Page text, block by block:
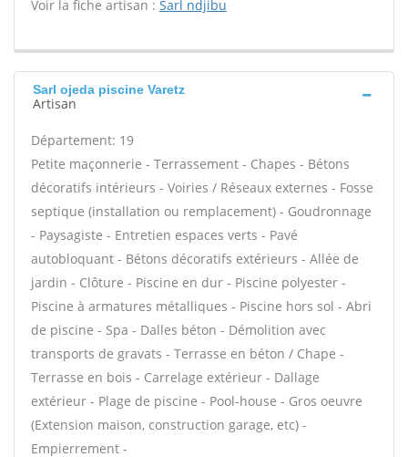
Voir la fiche artisan : Sarl ndjibu
Sarl ojeda piscine Varetz
Artisan
Département: 19
Petite maçonnerie - Terrassement - Chapes - Bétons
décoratifs intérieurs - Voiries / Réseaux externes - Fosse
septique (installation ou remplacement) - Goudronnage
- Paysagiste - Entretien espaces verts - Pavé
autobloquant - Bétons décoratifs extérieurs - Allée de
jardin - Clôture - Piscine en dur - Piscine polyester -
Piscine à armatures métalliques - Piscine hors sol - Abri
de piscine - Spa - Dalles béton - Démolition avec
transports de gravats - Terrasse en béton / Chape -
Terrasse en bois - Carrelage extérieur - Dallage
extérieur - Plage de piscine - Pool-house - Gros oeuvre
(Extension maison, construction garage, etc) -
Empierrement -